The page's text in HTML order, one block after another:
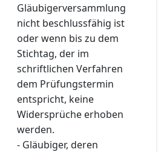
Gläubigerversammlung
nicht beschlussfähig ist
oder wenn bis zu dem
Stichtag, der im
schriftlichen Verfahren
dem Prüfungstermin
entspricht, keine
Widersprüche erhoben
werden.
- Gläubiger, deren